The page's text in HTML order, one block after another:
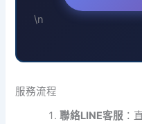
\n
服務流程
聯絡LINE客服 ：